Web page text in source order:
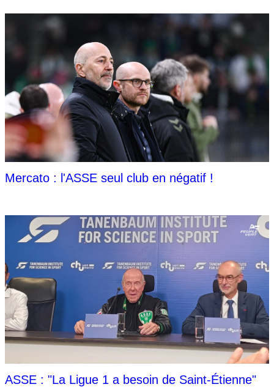
Mercato : l'ASSE seul club en négatif !
ASSE : "La Ligue 1 a besoin de Saint-Étienne"